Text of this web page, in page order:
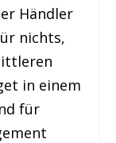
Händler
nichts,
in einem
für